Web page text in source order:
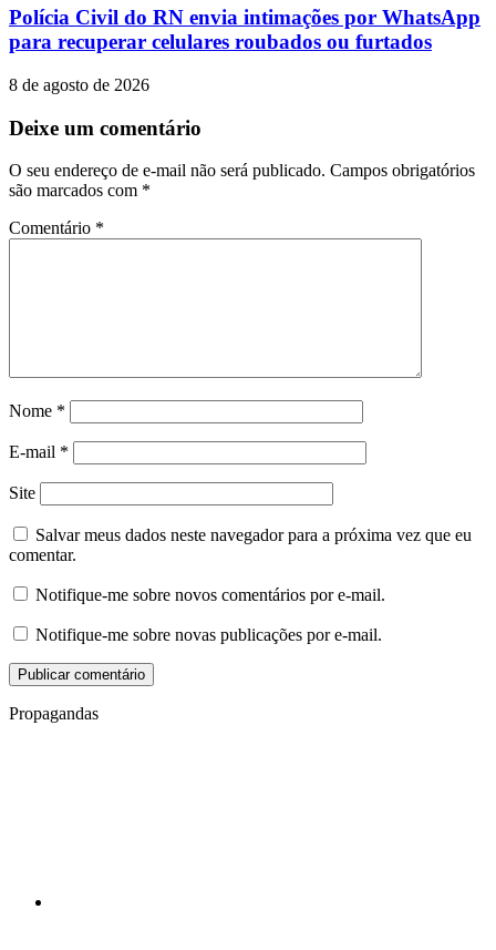
Polícia Civil do RN envia intimações por WhatsApp
para recuperar celulares roubados ou furtados
8 de agosto de 2026
Deixe um comentário
O seu endereço de e-mail não será publicado. Campos obrigatórios
são marcados com *
Comentário *
Nome *
E-mail *
Site
Salvar meus dados neste navegador para a próxima vez que eu
comentar.
Notifique-me sobre novos comentários por e-mail.
Notifique-me sobre novas publicações por e-mail.
Propagandas